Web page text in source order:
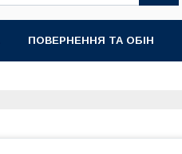
ПОВЕРНЕННЯ ТА ОБІН